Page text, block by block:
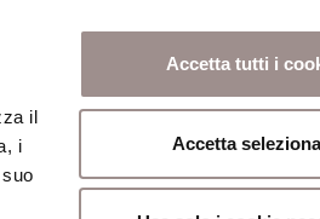
il
i
Accetta tutti i
AccettaScuola Alti